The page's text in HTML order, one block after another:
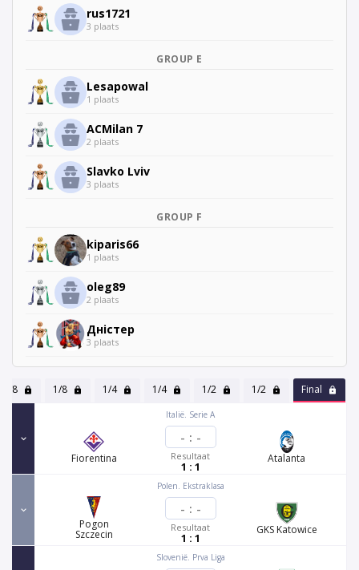
rus1721
3 plaats
GROUP E
Lesapowal
1 plaats
ACMilan 7
2 plaats
Slavko Lviv
3 plaats
GROUP F
kiparis66
1 plaats
oleg89
2 plaats
Дністер
3 plaats
1/8 1/8 1/4 1/4 1/2 1/2 Final
Italië. Serie A
Fiorentina
- : -
Resultaat
1 : 1
Atalanta
Polen. Ekstraklasa
Pogon
Szczecin
- : -
Resultaat
1 : 1
GKS Katowice
Slovenië. Prva Liga